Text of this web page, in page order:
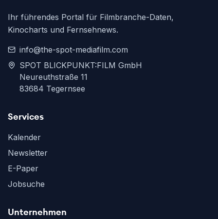
Ihr führendes Portal für Filmbranche-Daten,
Kinocharts und Fernsehnews.
info@the-spot-mediafilm.com
SPOT BLICKPUNKT:FILM GmbH
Neureuthstraße 11
83684 Tegernsee
Services
Kalender
Newsletter
E-Paper
Jobsuche
Unternehmen